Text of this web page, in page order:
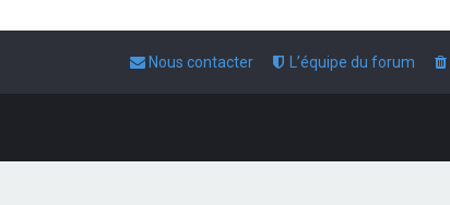
L’équipe du forum
Nous contacter